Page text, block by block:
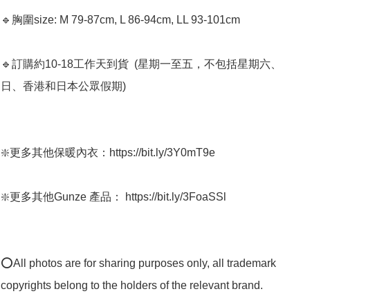
🔹胸圍size: M 79-87cm, L 86-94cm, LL 93-101cm
🔹訂購約10-18工作天到貨  (星期一至五，不包括星期六、
日、香港和日本公眾假期) ﻿
❇️更多其他保暖內衣：https://bit.ly/3Y0mT9e
❇️更多其他Gunze 產品： https://bit.ly/3FoaSSl
⭕All photos are for sharing purposes only, all trademark
copyrights belong to the holders of the relevant brand.